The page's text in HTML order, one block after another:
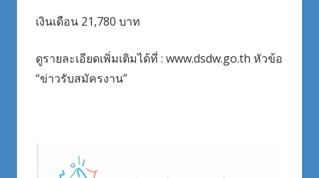
เงินเดือน 21,780 บาท
ดูรายละเอียดเพิ่มเติมได้ที่ : www.dsdw.go.th หัวข้อ
“ข่าวรับสมัครงาน”